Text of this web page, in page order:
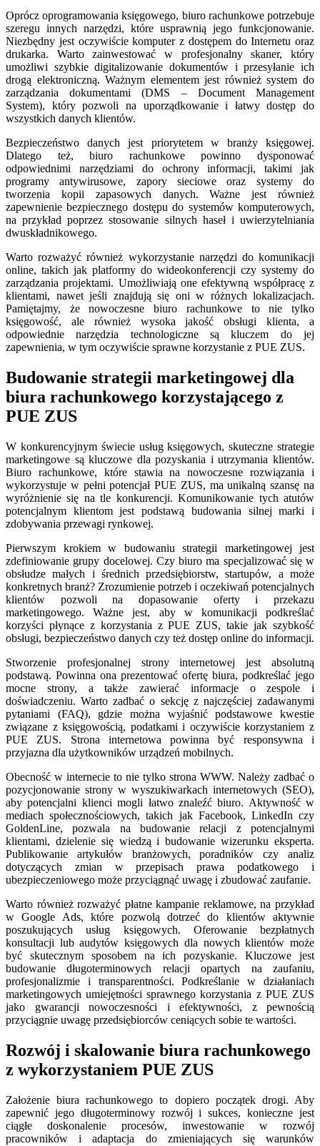
Oprócz oprogramowania księgowego, biuro rachunkowe potrzebuje
szeregu innych narzędzi, które usprawnią jego funkcjonowanie.
Niezbędny jest oczywiście komputer z dostępem do Internetu oraz
drukarka. Warto zainwestować w profesjonalny skaner, który
umożliwi szybkie digitalizowanie dokumentów i przesyłanie ich
drogą elektroniczną. Ważnym elementem jest również system do
zarządzania dokumentami (DMS – Document Management
System), który pozwoli na uporządkowanie i łatwy dostęp do
wszystkich danych klientów.
Bezpieczeństwo danych jest priorytetem w branży księgowej.
Dlatego też, biuro rachunkowe powinno dysponować
odpowiednimi narzędziami do ochrony informacji, takimi jak
programy antywirusowe, zapory sieciowe oraz systemy do
tworzenia kopii zapasowych danych. Ważne jest również
zapewnienie bezpiecznego dostępu do systemów komputerowych,
na przykład poprzez stosowanie silnych haseł i uwierzytelniania
dwuskładnikowego.
Warto rozważyć również wykorzystanie narzędzi do komunikacji
online, takich jak platformy do wideokonferencji czy systemy do
zarządzania projektami. Umożliwiają one efektywną współpracę z
klientami, nawet jeśli znajdują się oni w różnych lokalizacjach.
Pamiętajmy, że nowoczesne biuro rachunkowe to nie tylko
księgowość, ale również wysoka jakość obsługi klienta, a
odpowiednie narzędzia technologiczne są kluczem do jej
zapewnienia, w tym oczywiście sprawne korzystanie z PUE ZUS.
Budowanie strategii marketingowej dla
biura rachunkowego korzystającego z
PUE ZUS
W konkurencyjnym świecie usług księgowych, skuteczne strategie
marketingowe są kluczowe dla pozyskania i utrzymania klientów.
Biuro rachunkowe, które stawia na nowoczesne rozwiązania i
wykorzystuje w pełni potencjał PUE ZUS, ma unikalną szansę na
wyróżnienie się na tle konkurencji. Komunikowanie tych atutów
potencjalnym klientom jest podstawą budowania silnej marki i
zdobywania przewagi rynkowej.
Pierwszym krokiem w budowaniu strategii marketingowej jest
zdefiniowanie grupy docelowej. Czy biuro ma specjalizować się w
obsłudze małych i średnich przedsiębiorstw, startupów, a może
konkretnych branż? Zrozumienie potrzeb i oczekiwań potencjalnych
klientów pozwoli na dopasowanie oferty i przekazu
marketingowego. Ważne jest, aby w komunikacji podkreślać
korzyści płynące z korzystania z PUE ZUS, takie jak szybkość
obsługi, bezpieczeństwo danych czy też dostęp online do informacji.
Stworzenie profesjonalnej strony internetowej jest absolutną
podstawą. Powinna ona prezentować ofertę biura, podkreślać jego
mocne strony, a także zawierać informacje o zespole i
doświadczeniu. Warto zadbać o sekcję z najczęściej zadawanymi
pytaniami (FAQ), gdzie można wyjaśnić podstawowe kwestie
związane z księgowością, podatkami i oczywiście korzystaniem z
PUE ZUS. Strona internetowa powinna być responsywna i
przyjazna dla użytkowników urządzeń mobilnych.
Obecność w internecie to nie tylko strona WWW. Należy zadbać o
pozycjonowanie strony w wyszukiwarkach internetowych (SEO),
aby potencjalni klienci mogli łatwo znaleźć biuro. Aktywność w
mediach społecznościowych, takich jak Facebook, LinkedIn czy
GoldenLine, pozwala na budowanie relacji z potencjalnymi
klientami, dzielenie się wiedzą i budowanie wizerunku eksperta.
Publikowanie artykułów branżowych, poradników czy analiz
dotyczących zmian w przepisach prawa podatkowego i
ubezpieczeniowego może przyciągnąć uwagę i zbudować zaufanie.
Warto również rozważyć płatne kampanie reklamowe, na przykład
w Google Ads, które pozwolą dotrzeć do klientów aktywnie
poszukujących usług księgowych. Oferowanie bezpłatnych
konsultacji lub audytów księgowych dla nowych klientów może
być skutecznym sposobem na ich pozyskanie. Kluczowe jest
budowanie długoterminowych relacji opartych na zaufaniu,
profesjonalizmie i transparentności. Podkreślanie w działaniach
marketingowych umiejętności sprawnego korzystania z PUE ZUS
jako gwarancji nowoczesności i efektywności, z pewnością
przyciągnie uwagę przedsiębiorców ceniących sobie te wartości.
Rozwój i skalowanie biura rachunkowego
z wykorzystaniem PUE ZUS
Założenie biura rachunkowego to dopiero początek drogi. Aby
zapewnić jego długoterminowy rozwój i sukces, konieczne jest
ciągłe doskonalenie procesów, inwestowanie w rozwój
pracowników i adaptacja do zmieniających się warunków